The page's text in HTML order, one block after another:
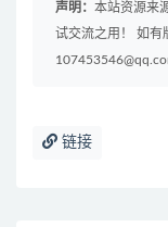
声明： 本站资源来
试交流之用！ 如有
链接